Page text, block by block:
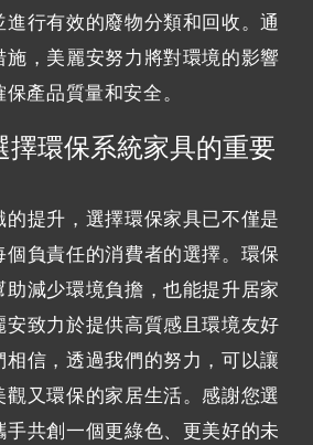
行有效的廢物分類和回收。通
施，美麗安努力將對環境的影響
產品質量和安全。
擇環保系統家具的重要
的提升，選擇環保家具已不僅是
個負責任的消費者的選擇。環保
助減少環境負擔，也能提升居家
安致力於提供高質感且環境友好
相信，透過我們的努力，可以讓
觀又環保的家居生活。感謝您選
手共創一個更綠色、更美好的未